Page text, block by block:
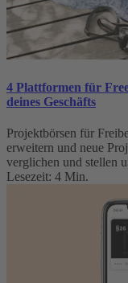
4 Plattformen für
deines Geschäfts
Projektbörsen für
erweitern und neue
verglichen und stellen
Lesezeit: 4 Min.